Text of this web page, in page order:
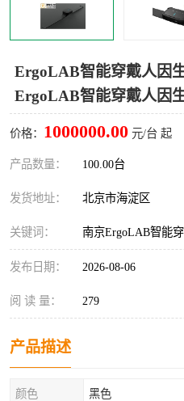
ErgoLAB智能穿戴人因
ErgoLAB智能穿戴人因
价格： 1000000.00 元/台 起
产品数量： 100.00台
发货地址： 北京市海淀区
关键词： 南京ErgoLAB智能
发布日期： 2026-08-06
阅 读 量： 279
产品描述
颜色 黑色